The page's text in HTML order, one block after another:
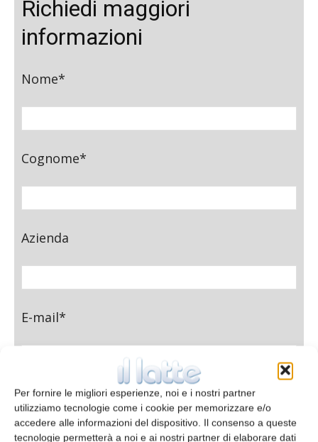
Per fornire le migliori esperienze, noi e i nostri partner
utilizziamo tecnologie come i cookie per memorizzare e/o
accedere alle informazioni del dispositivo. Il consenso a queste
tecnologie permetterà a noi e ai nostri partner di elaborare dati
Richiedi maggiori
informazioni
Nome*
Cognome*
Azienda
E-mail*
Telefono